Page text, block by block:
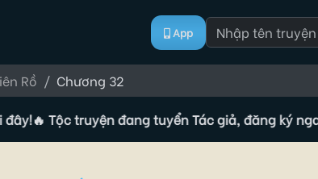
App
Rồ Chương 32
Tộc truyện đang tuyển Tác giả, đăng ký ngay tại